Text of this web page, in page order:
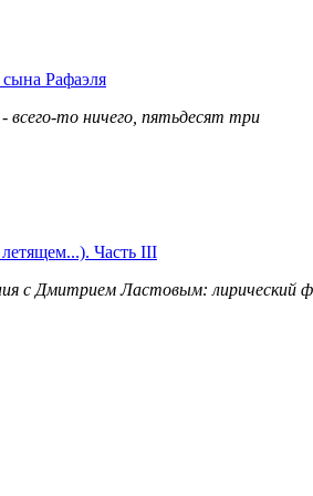
Рафаэля
всего-то ничего, пятьдесят три
Часть III
с Дмитрием Ластовым: лирический